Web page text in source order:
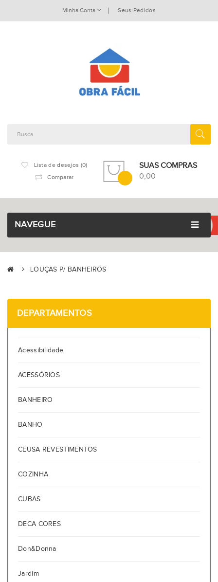
Minha Conta Seus Pedidos
Lista de desejos (0)
Comparar
SUAS COMPRAS
0,00
NAVEGUE
LOUÇAS P/ BANHEIROS
DEPARTAMENTOS
Acessibilidade
ACESSÓRIOS
BANHEIRO
BANHO
CEUSA REVESTIMENTOS
COZINHA
CUBAS
DECA CORES
Don&Donna
Jardim